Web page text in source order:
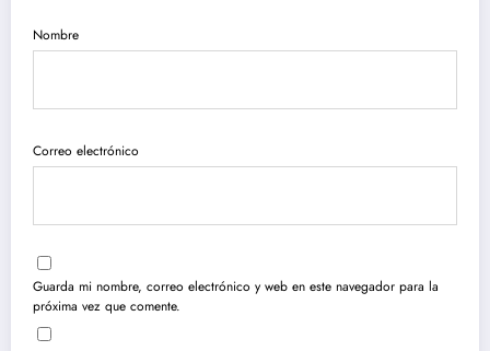
Nombre
Correo electrónico
Guarda mi nombre, correo electrónico y web en este navegador para la
próxima vez que comente.